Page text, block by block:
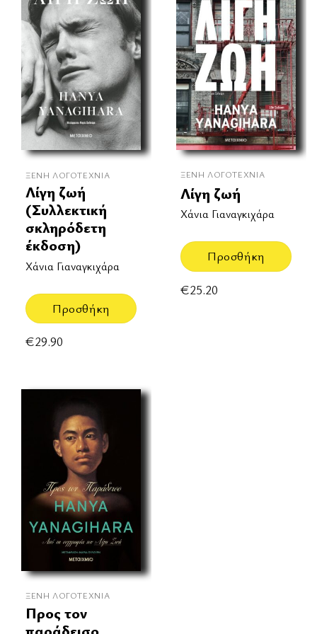
ΞΈΝΗ ΛΟΓΟΤΕΧΝΊΑ
Λίγη ζωή
(Συλλεκτική
σκληρόδετη
έκδοση)
Χάνια Γιαναγκιχάρα
Προσθήκη
€29.90
ΞΈΝΗ ΛΟΓΟΤΕΧΝΊΑ
Λίγη ζωή
Χάνια Γιαναγκιχάρα
Προσθήκη
€25.20
ΞΈΝΗ ΛΟΓΟΤΕΧΝΊΑ
Προς τον